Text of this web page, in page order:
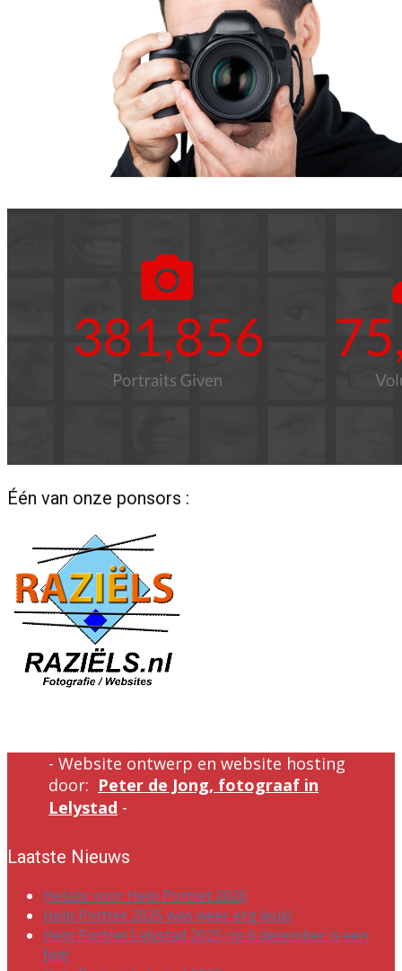
Één van onze ponsors :
- Website ontwerp en website hosting
door: Peter de Jong, fotograaf in
Lelystad -
Laatste Nieuws
Helaas voor Help Portret 2026
Help Portret 2025 was weer erg leuk!
Help Portret Lelystad 2025 op 6 december is een
feit!